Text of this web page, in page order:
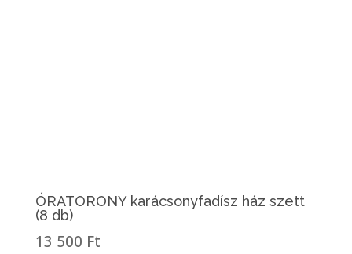
ÓRATORONY karácsonyfadísz ház szett
(8 db)
13 500 Ft